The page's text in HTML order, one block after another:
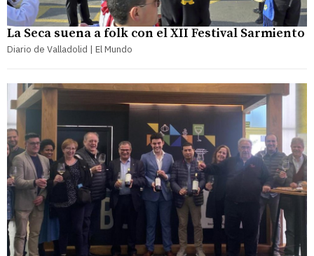
La Seca suena a folk con el XII Festival Sarmiento
Diario de Valladolid | El Mundo